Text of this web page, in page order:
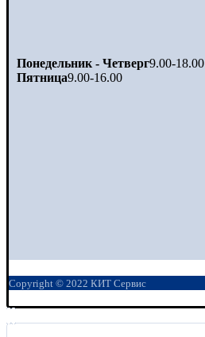
Понедельник - Четверг9.00-18.00
Пятница9.00-16.00
Copyright © 2022 КИТ Сервис